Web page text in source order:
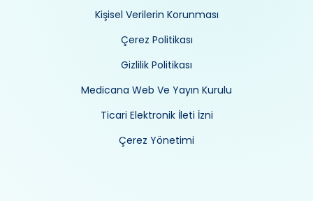
Kişisel Verilerin Korunması
Çerez Politikası
Gizlilik Politikası
Medicana Web Ve Yayın Kurulu
Ticari Elektronik İleti İzni
Çerez Yönetimi